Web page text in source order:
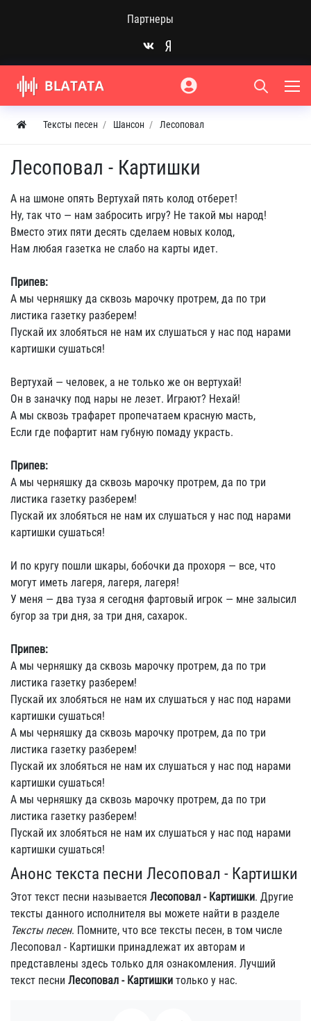
Партнеры
Тексты песен Шансон Лесоповал
Лесоповал - Картишки
А на шмоне опять Вертухай пять колод отберет!
Ну, так что — нам забросить игру? Не такой мы народ!
Вместо этих пяти десять сделаем новых колод,
Нам любая газетка не слабо на карты идет.
Припев:
А мы черняшку да сквозь марочку протрем, да по три
листика газетку разберем!
Пускай их злобяться не нам их слушаться у нас под нарами
картишки сушаться!
Вертухай — человек, а не только же он вертухай!
Он в заначку под нары не лезет. Играют? Нехай!
А мы сквозь трафарет пропечатаем красную масть,
Если где пофартит нам губную помаду украсть.
Припев:
А мы черняшку да сквозь марочку протрем, да по три
листика газетку разберем!
Пускай их злобяться не нам их слушаться у нас под нарами
картишки сушаться!
И по кругу пошли шкары, бобочки да прохоря — все, что
могут иметь лагеря, лагеря, лагеря!
У меня — два туза я сегодня фартовый игрок — мне залысил
бугор за три дня, за три дня, сахарок.
Припев:
А мы черняшку да сквозь марочку протрем, да по три
листика газетку разберем!
Пускай их злобяться не нам их слушаться у нас под нарами
картишки сушаться!
А мы черняшку да сквозь марочку протрем, да по три
листика газетку разберем!
Пускай их злобяться не нам их слушаться у нас под нарами
картишки сушаться!
А мы черняшку да сквозь марочку протрем, да по три
листика газетку разберем!
Пускай их злобяться не нам их слушаться у нас под нарами
картишки сушаться!
Анонс текста песни Лесоповал - Картишки
Этот текст песни называется Лесоповал - Картишки. Другие
тексты данного исполнителя вы можете найти в разделе
Тексты песен. Помните, что все тексты песен, в том числе
Лесоповал - Картишки принадлежат их авторам и
представлены здесь только для ознакомления. Лучший
текст песни Лесоповал - Картишки только у нас.